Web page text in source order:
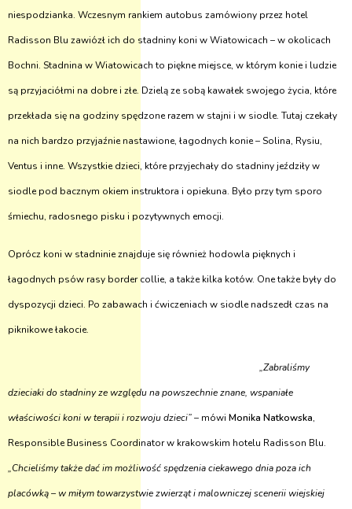
niespodzianka. Wczesnym rankiem autobus zamówiony przez hotel
Radisson Blu zawiózł ich do stadniny koni w Wiatowicach – w okolicach
Bochni. Stadnina w Wiatowicach to piękne miejsce, w którym konie i ludzie
są przyjaciółmi na dobre i złe. Dzielą ze sobą kawałek swojego życia, które
przekłada się na godziny spędzone razem w stajni i w siodle. Tutaj czekały
na nich bardzo przyjaźnie nastawione, łagodnych konie – Solina, Rysiu,
Ventus i inne. Wszystkie dzieci, które przyjechały do stadniny jeździły w
siodle pod bacznym okiem instruktora i opiekuna. Było przy tym sporo
śmiechu, radosnego pisku i pozytywnych emocji.
Oprócz koni w stadninie znajduje się również hodowla pięknych i
łagodnych psów rasy border collie, a także kilka kotów. One także były do
dyspozycji dzieci. Po zabawach i ćwiczeniach w siodle nadszedł czas na
piknikowe łakocie.
„Zabraliśmy
dzieciaki do stadniny ze względu na powszechnie znane, wspaniałe
właściwości koni w terapii i rozwoju dzieci”– mówi Monika Natkowska,
Responsible Business Coordinator w krakowskim hotelu Radisson Blu.
„Chcieliśmy także dać im możliwość spędzenia ciekawego dnia poza ich
placówką – w miłym towarzystwie zwierząt i malowniczej scenerii wiejskiej